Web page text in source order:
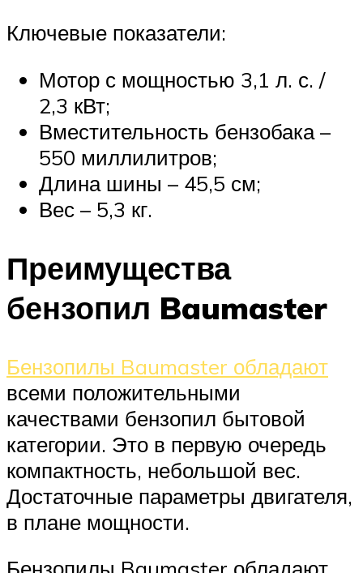
Ключевые показатели:
Мотор с мощностью 3,1 л. с. /
2,3 кВт;
Вместительность бензобака –
550 миллилитров;
Длина шины – 45,5 см;
Вес – 5,3 кг.
Преимущества
бензопил Baumaster
Бензопилы Baumaster обладают
всеми положительными
качествами бензопил бытовой
категории. Это в первую очередь
компактность, небольшой вес.
Достаточные параметры двигателя,
в плане мощности.